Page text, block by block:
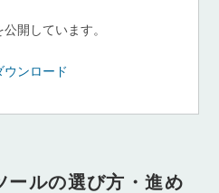
開しています。
ンロード
ールの選び方・進め